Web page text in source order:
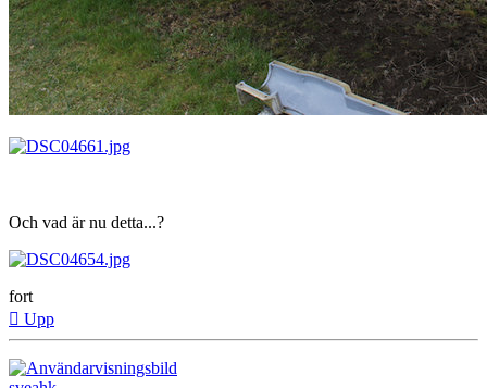
Och vad är nu detta...?
fort
Upp